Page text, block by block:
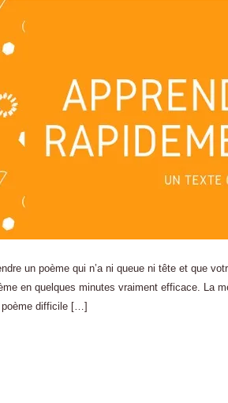
un poème qui n’a ni queue ni tête et que
en quelques minutes vraiment efficace. La
poème difficile […]